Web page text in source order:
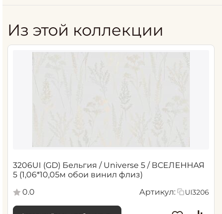
Из этой коллекции
3206UI (GD) Бельгия / Universe 5 / ВСЕЛЕННАЯ
5 (1,06*10,05м обои винил флиз)
0.0
Артикул: UI3206